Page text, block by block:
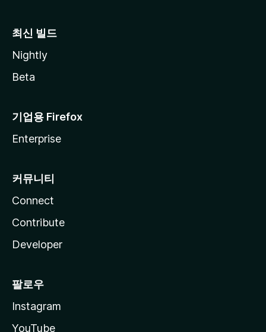
최신 빌드
Nightly
Beta
기업용 Firefox
Enterprise
커뮤니티
Connect
Contribute
Developer
팔로우
Instagram
YouTube